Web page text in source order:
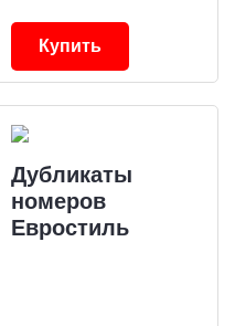
Купить
Дубликаты
номеров
Евростиль